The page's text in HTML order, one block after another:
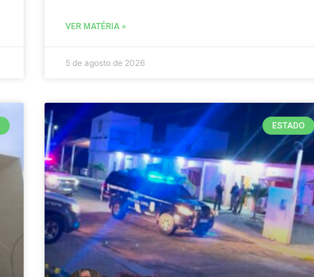
VER MATÉRIA »
5 de agosto de 2026
ESTADO